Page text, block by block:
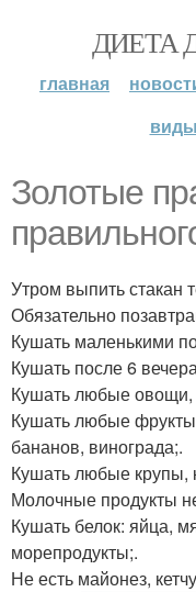
ДИЕТА
главная
Золотые
Утром выпить стакан
Обязательно
Кушать маленькими
Кушать после 6
Кушать любые овощи,
Кушать любые
бананов, винограда;.
Кушать любые крупы,
Молочные продукты
Кушать белок: яйца,
морепродукты;.
Не есть майонез,